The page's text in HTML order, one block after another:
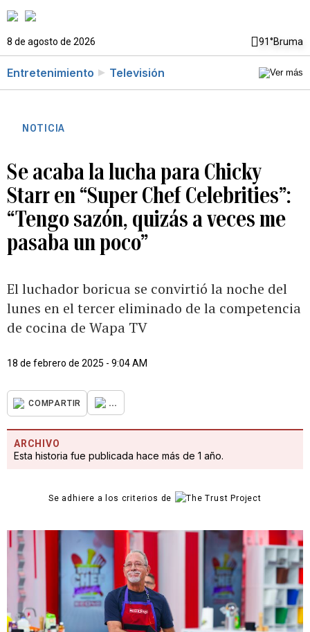
8 de agosto de 2026 91°Bruma
Entretenimiento Televisión
NOTICIA
Se acaba la lucha para Chicky
Starr en “Super Chef Celebrities”:
“Tengo sazón, quizás a veces me
pasaba un poco”
El luchador boricua se convirtió la noche del
lunes en el tercer eliminado de la competencia
de cocina de Wapa TV
18 de febrero de 2025 - 9:04 AM
COMPARTIR ...
ARCHIVO
Esta historia fue publicada hace más de 1 año.
Se adhiere a los criterios de